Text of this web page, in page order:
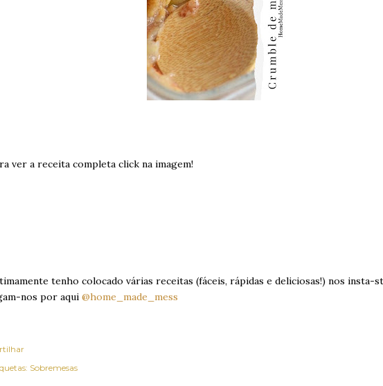
ver a receita completa click na imagem!
tenho colocado várias receitas (fáceis, rápidas e deliciosas!) nos insta-
nos por aqui @home_made_mess
Sobremesas